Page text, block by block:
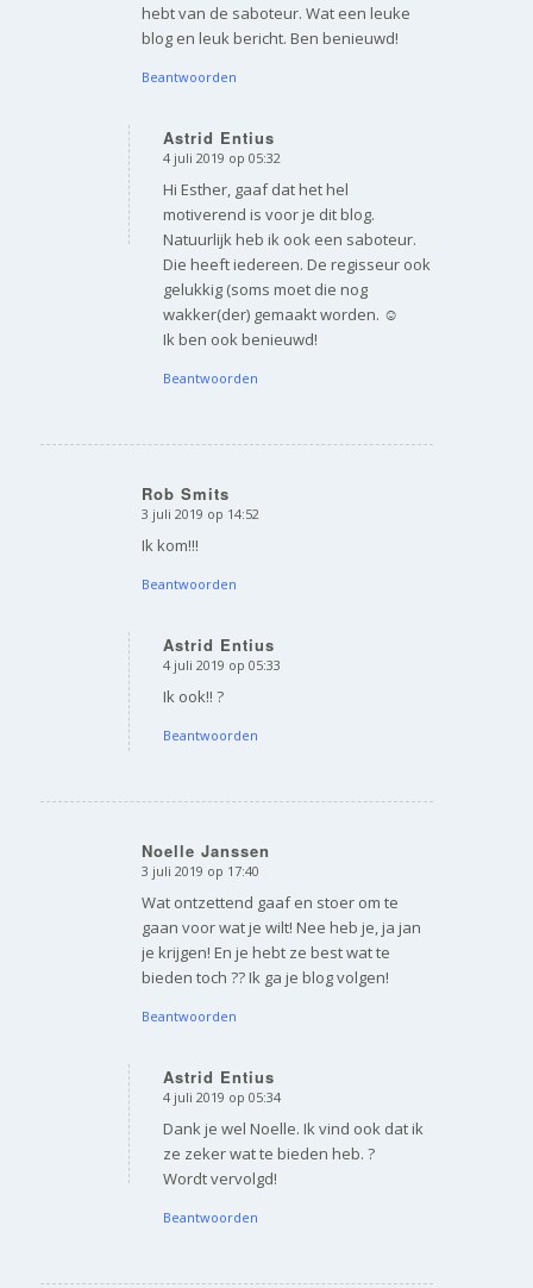
hebt van de saboteur. Wat een leuke
blog en leuk bericht. Ben benieuwd!
Beantwoorden
Astrid Entius
zegt:
4 juli 2019 op 05:32
Hi Esther, gaaf dat het hel
motiverend is voor je dit blog.
Natuurlijk heb ik ook een saboteur.
Die heeft iedereen. De regisseur ook
gelukkig (soms moet die nog
wakker(der) gemaakt worden. ☺
Ik ben ook benieuwd!
Beantwoorden
Rob Smits
zegt:
3 juli 2019 op 14:52
Ik kom!!!
Beantwoorden
Astrid Entius
zegt:
4 juli 2019 op 05:33
Ik ook!! ?
Beantwoorden
Noelle Janssen
zegt:
3 juli 2019 op 17:40
Wat ontzettend gaaf en stoer om te
gaan voor wat je wilt! Nee heb je, ja jan
je krijgen! En je hebt ze best wat te
bieden toch ?? Ik ga je blog volgen!
Beantwoorden
Astrid Entius
zegt:
4 juli 2019 op 05:34
Dank je wel Noelle. Ik vind ook dat ik
ze zeker wat te bieden heb. ?
Wordt vervolgd!
Beantwoorden